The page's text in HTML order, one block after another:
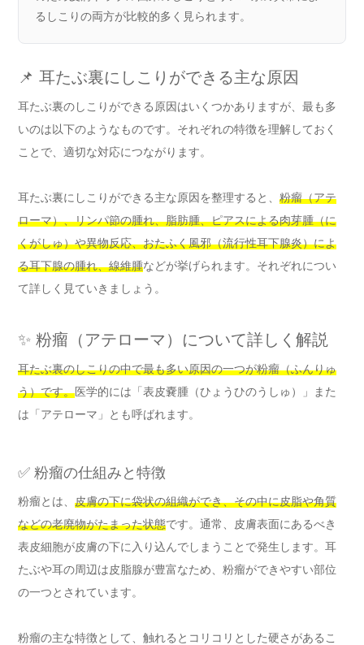
るしこりの両方が比較的多く見られます。
📌 耳たぶ裏にしこりができる主な原因
耳たぶ裏のしこりができる原因はいくつかありますが、最も多
いのは以下のようなものです。それぞれの特徴を理解しておく
ことで、適切な対応につながります。
耳たぶ裏にしこりができる主な原因を整理すると、 粉瘤（アテ
ローマ）、リンパ節の腫れ、脂肪腫、ピアスによる肉芽腫（に
くがしゅ）や異物反応、おたふく風邪（流行性耳下腺炎）によ
る耳下腺の腫れ、線維腫などが挙げられます。それぞれについ
て詳しく見ていきましょう。
✨ 粉瘤（アテローマ）について詳しく解説
耳たぶ裏のしこりの中で最も多い原因の一つが粉瘤（ふんりゅ
う）です。医学的には「表皮嚢腫（ひょうひのうしゅ）」また
は「アテローマ」とも呼ばれます。
✅ 粉瘤の仕組みと特徴
粉瘤とは、 皮膚の下に袋状の組織ができ、その中に皮脂や角質
などの老廃物がたまった状態です。通常、皮膚表面にあるべき
表皮細胞が皮膚の下に入り込んでしまうことで発生します。耳
たぶや耳の周辺は皮脂腺が豊富なため、粉瘤ができやすい部位
の一つとされています。
粉瘤の主な特徴として、触れるとコリコリとした硬さがあるこ